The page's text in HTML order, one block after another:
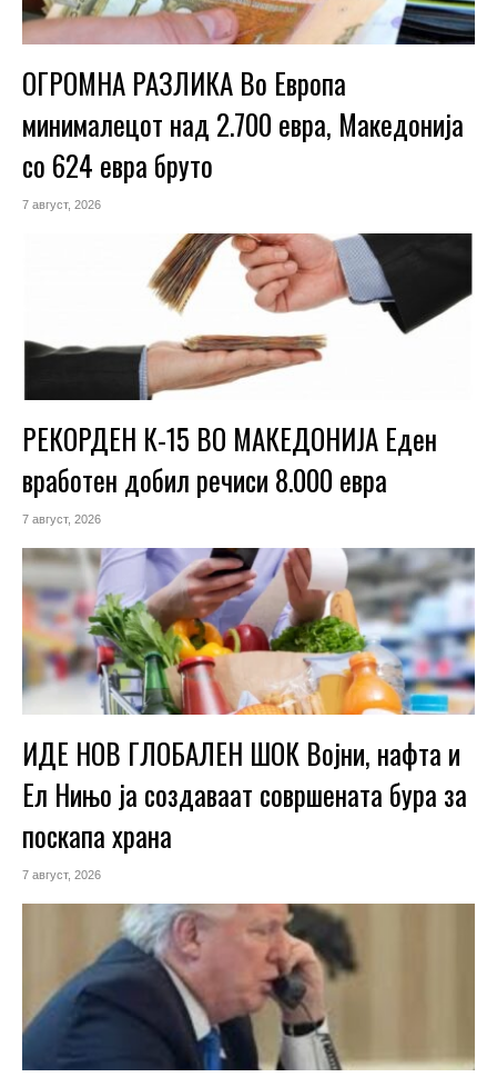
ОГРОМНА РАЗЛИКА Во Европа
минималецот над 2.700 евра, Македонија
со 624 евра бруто
7 август, 2026
РЕКОРДЕН К-15 ВО МАКЕДОНИЈА Еден
вработен добил речиси 8.000 евра
7 август, 2026
ИДЕ НОВ ГЛОБАЛЕН ШОК Војни, нафта и
Ел Нињо ја создаваат совршената бура за
поскапа храна
7 август, 2026